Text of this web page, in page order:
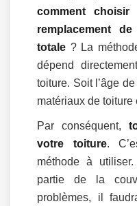
comment choisir
remplacement
totale ? La
dépend
toiture. Soit l’âge
matériaux de toiture
Par conséquent,
votre toiture.
méthode à
partie de la
problèmes, il